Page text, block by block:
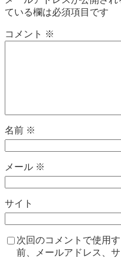
ている欄は必須項目です
コメント ※
名前 ※
メール ※
サイト
次回のコメントで使用
前、メールアドレス、サ